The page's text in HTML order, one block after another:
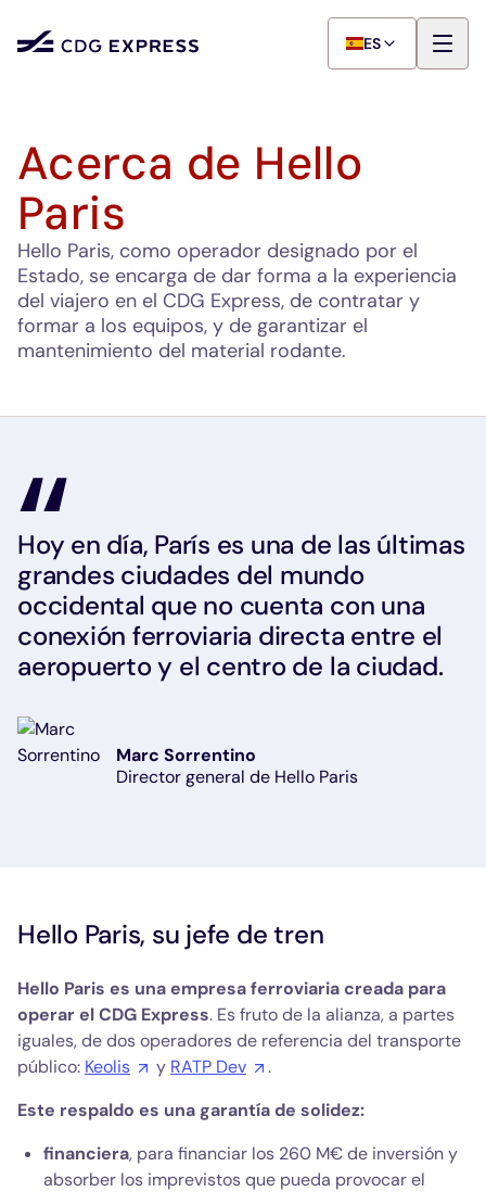
ES
Acerca de Hello
Paris
Hello Paris, como operador designado por el
Estado, se encarga de dar forma a la experiencia
del viajero en el CDG Express, de contratar y
formar a los equipos, y de garantizar el
mantenimiento del material rodante.
Hoy en día, París es una de las últimas
grandes ciudades del mundo
occidental que no cuenta con una
conexión ferroviaria directa entre el
aeropuerto y el centro de la ciudad.
Marc Sorrentino
Director general de Hello Paris
Hello Paris, su jefe de tren
Hello Paris es una empresa ferroviaria creada para
operar el CDG Express. Es fruto de la alianza, a partes
iguales, de dos operadores de referencia del transporte
público: Keolis y RATP Dev
.
Este respaldo es una garantía de solidez:
financiera, para financiar los 260 M€ de inversión y
absorber los imprevistos que pueda provocar el